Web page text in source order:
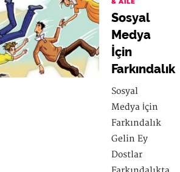
Sosyal
Medya
İçin
Farkındalık
Sosyal
Medya İçin
Farkındalık
Gelin Ey
Dostlar